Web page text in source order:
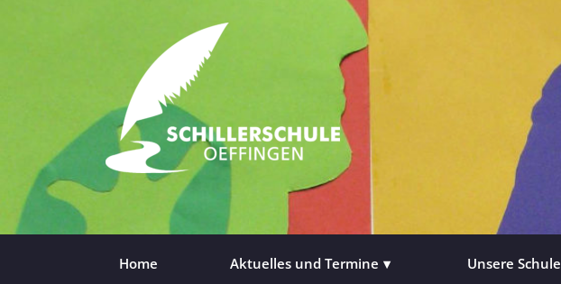
SCHILLERSCHULE OEFFINGEN
SCHILLERSCHULE GRUNDSCHULE
Home Aktuelles und Termine Unsere Schule